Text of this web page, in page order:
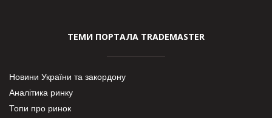
ТЕМИ ПОРТАЛА TRADEMASTER
Новини України та закордону
Аналітика ринку
Топи про ринок